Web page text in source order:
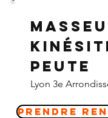
peute
Lyon 3e
Prendre